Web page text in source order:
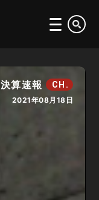
決算速報 CH.
2021年08月18日